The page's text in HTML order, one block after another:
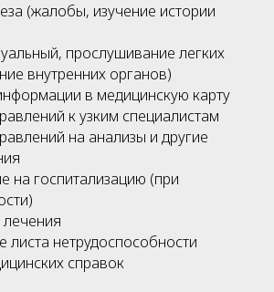
(жалобы, изучение истории
прослушивание легких
внутренних органов)
в медицинскую карту
к узким специалистам
на анализы и другие
на госпитализацию (при
листа нетрудоспособности
справок